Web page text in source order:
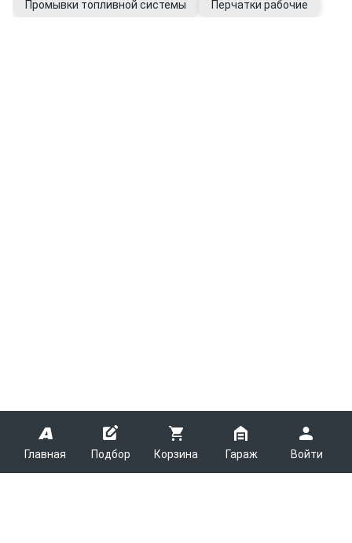
Главная Подбор Корзина Гараж Войти
Промывки топливной системы
Перчатки рабочие